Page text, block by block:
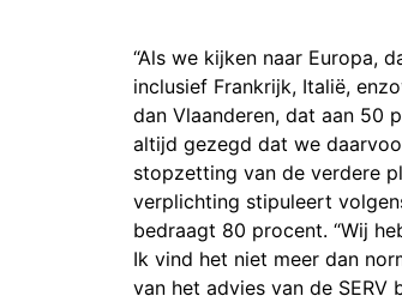
“Als we kijken naar Europa,
inclusief Frankrijk, Italië,
dan Vlaanderen, dat aan 50
altijd gezegd dat we
stopzetting van de verdere
verplichting stipuleert
bedraagt 80 procent. “Wij
Ik vind het niet meer dan
van het advies van de SERV